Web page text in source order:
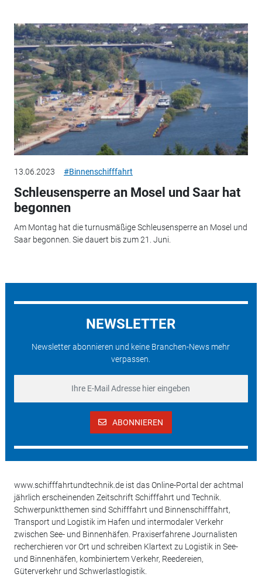
13.06.2023 #Binnenschifffahrt
Schleusensperre an Mosel und Saar hat
begonnen
Am Montag hat die turnusmäßige Schleusensperre an Mosel und
Saar begonnen. Sie dauert bis zum 21. Juni.
NEWSLETTER
Newsletter abonnieren und keine Branchen-News mehr
verpassen.
ABONNIEREN
www.schifffahrtundtechnik.de ist das Online-Portal der achtmal
jährlich erscheinenden Zeitschrift Schifffahrt und Technik.
Schwerpunktthemen sind Schifffahrt und Binnenschifffahrt,
Transport und Logistik im Hafen und intermodaler Verkehr
zwischen See- und Binnenhäfen. Praxiserfahrene Journalisten
recherchieren vor Ort und schreiben Klartext zu Logistik in See-
und Binnenhäfen, kombiniertem Verkehr, Reedereien,
Güterverkehr und Schwerlastlogistik.